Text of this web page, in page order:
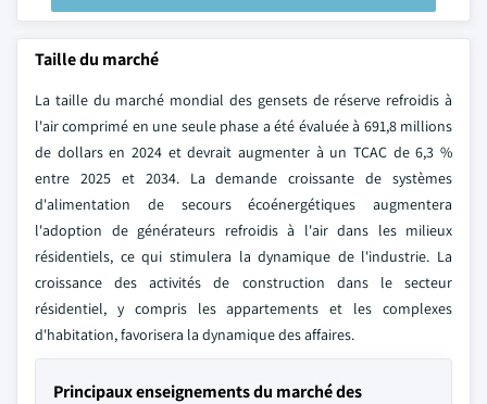
Taille du marché
La taille du marché mondial des gensets de réserve refroidis à
l'air comprimé en une seule phase a été évaluée à 691,8 millions
de dollars en 2024 et devrait augmenter à un TCAC de 6,3 %
entre 2025 et 2034. La demande croissante de systèmes
d'alimentation de secours écoénergétiques augmentera
l'adoption de générateurs refroidis à l'air dans les milieux
résidentiels, ce qui stimulera la dynamique de l'industrie. La
croissance des activités de construction dans le secteur
résidentiel, y compris les appartements et les complexes
d'habitation, favorisera la dynamique des affaires.
Principaux enseignements du marché des